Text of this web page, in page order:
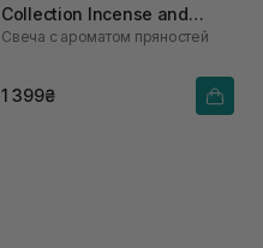
Collection Incense and
Myrrh 184 г
Свеча с ароматом пряностей
1 399₴